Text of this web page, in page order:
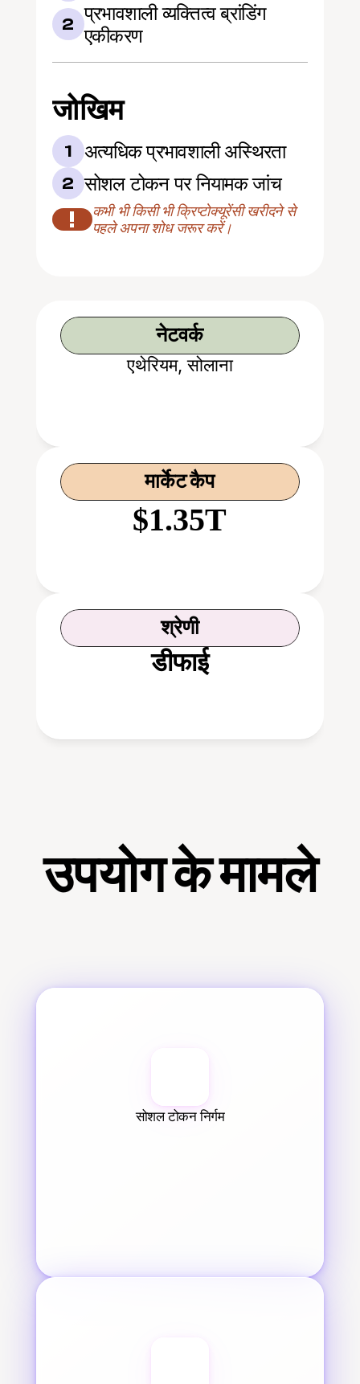
2 प्रभावशाली व्यक्तित्व ब्रांडिंग
एकीकरण
जोखिम
1 अत्यधिक प्रभावशाली अस्थिरता
2 सोशल टोकन पर नियामक जांच
!
कभी भी किसी भी क्रिप्टोक्यूरेंसी खरीदने से
पहले अपना शोध जरूर करें।
नेटवर्क
एथेरियम, सोलाना
मार्केट कैप
$1.35T
श्रेणी
डीफाई
उपयोग के मामले
सोशल टोकन निर्गम